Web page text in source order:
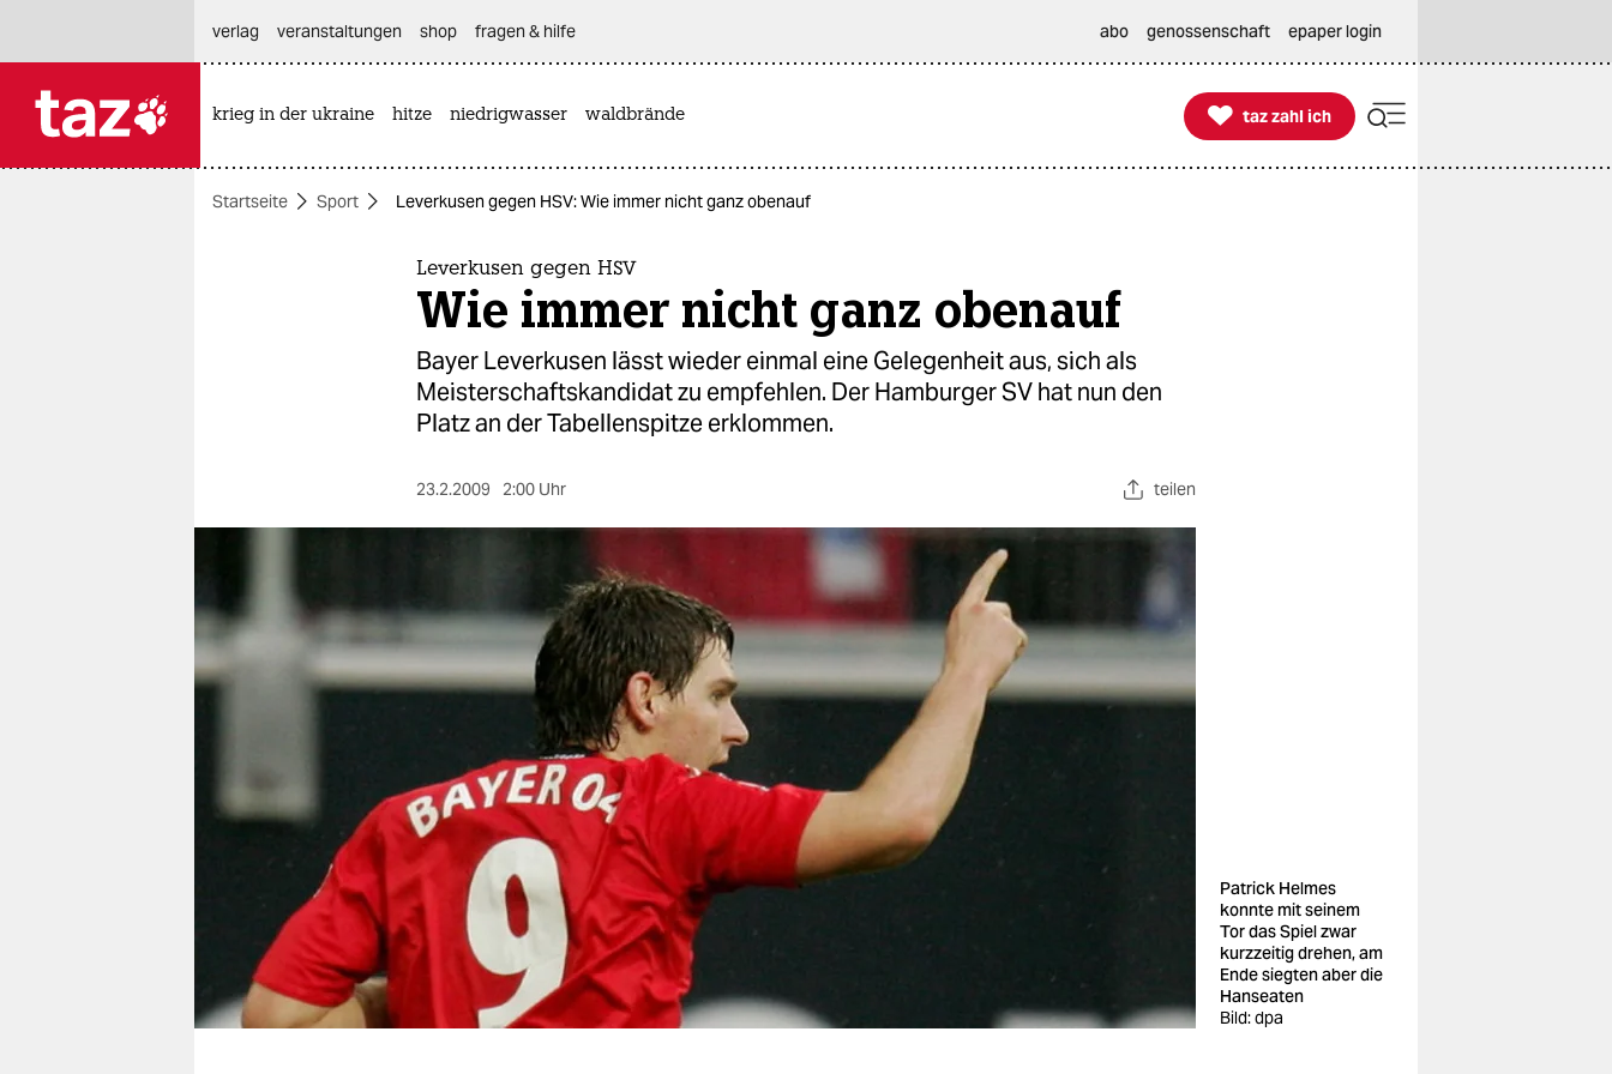
themen
nord
wahrheit
fragen & hilfe
unterstützen
genossenschaft
verlag
veranstaltungen shop fragen & hilfe abo genossenschaft epaper login
krieg in der ukraine hitze niedrigwasser waldbrände 
taz zahl ich
taz zahl ich
Startseite Sport Leverkusen gegen HSV: Wie immer nicht ganz obenauf
Leverkusen gegen HSV
Wie immer nicht ganz obenauf
Bayer Leverkusen lässt wieder einmal eine Gelegenheit aus, sich als
Meisterschaftskandidat zu empfehlen. Der Hamburger SV hat nun den
Platz an der Tabellenspitze erklommen.
23.2.2009 2:00 Uhr teilen
Patrick Helmes
konnte mit seinem
Tor das Spiel zwar
kurzzeitig drehen, am
Ende siegten aber die
Hanseaten
Bild: dpa